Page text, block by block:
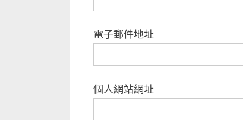
電子郵件地址
個人網站網址